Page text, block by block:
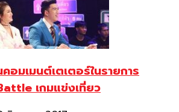
อมเมนต์เตเตอร์ในรายการ
เกมแข่งเที่ยว